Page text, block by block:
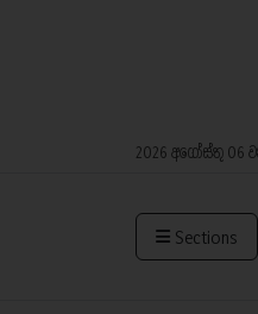
2026 අගෝස්තු 06
Sections